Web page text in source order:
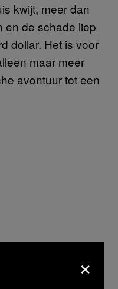
kwijt, meer dan
en de schade liep
dollar. Het is voor
maar meer
avontuur tot een
×